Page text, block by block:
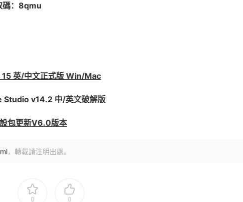
碼：8qmu
英/中文正式版 Win/Mac
Studio v14.2 中/英文破解版
包更新V6.0版本
，轉載請注明出處。
0 0